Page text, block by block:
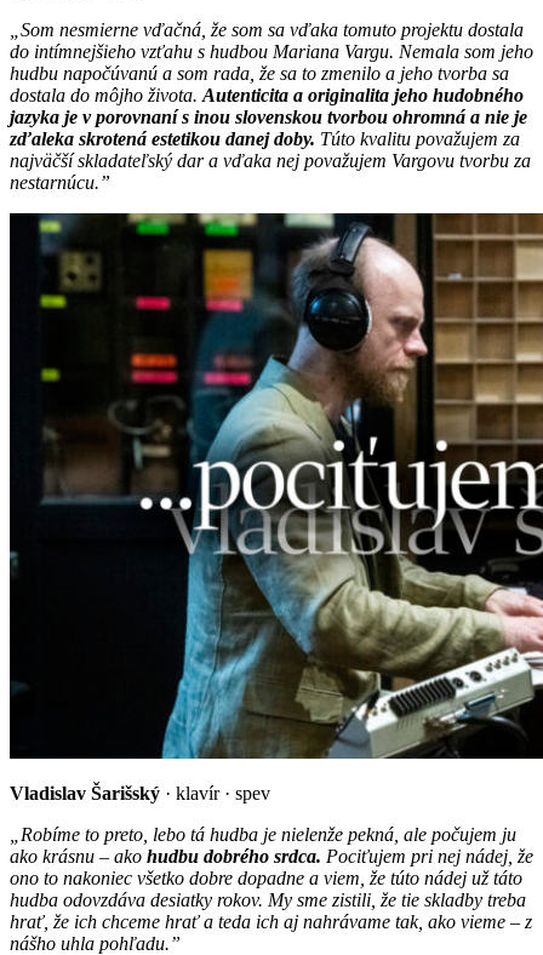
„Som nesmierne vďačná, že som sa vďaka tomuto projektu dostala
do intímnejšieho vzťahu s hudbou Mariana Vargu. Nemala som jeho
hudbu napočúvanú a som rada, že sa to zmenilo a jeho tvorba sa
dostala do môjho života. Autenticita a originalita jeho hudobného
jazyka je v porovnaní s inou slovenskou tvorbou ohromná a nie je
zďaleka skrotená estetikou danej doby. Túto kvalitu považujem za
najväčší skladateľský dar a vďaka nej považujem Vargovu tvorbu za
nestarnúcu.”
Vladislav Šarišský · klavír · spev
„Robíme to preto, lebo tá hudba je nielenže pekná, ale počujem ju
ako krásnu – ako hudbu dobrého srdca. Pociťujem pri nej nádej, že
ono to nakoniec všetko dobre dopadne a viem, že túto nádej už táto
hudba odovzdáva desiatky rokov. My sme zistili, že tie skladby treba
hrať, že ich chceme hrať a teda ich aj nahrávame tak, ako vieme – z
nášho uhla pohľadu.”